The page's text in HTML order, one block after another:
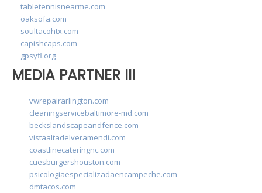
tabletennisnearme.com
oaksofa.com
soultacohtx.com
capishcaps.com
gpsyfl.org
MEDIA PARTNER III
vwrepairarlington.com
cleaningservicebaltimore-md.com
beckslandscapeandfence.com
vistaaltadelveramendi.com
coastlinecateringnc.com
cuesburgershouston.com
psicologiaespecializadaencampeche.com
dmtacos.com